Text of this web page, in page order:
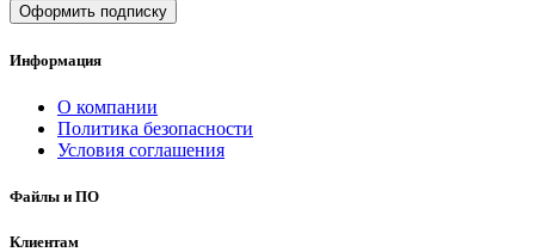
Оформить подписку
Информация
О компании
Политика безопасности
Условия соглашения
Файлы и ПО
Клиентам